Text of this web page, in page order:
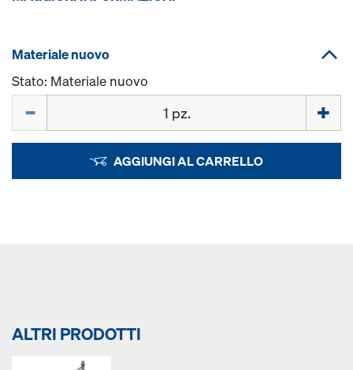
Materiale nuovo
Stato: Materiale nuovo
AGGIUNGI AL CARRELLO
ALTRI PRODOTTI